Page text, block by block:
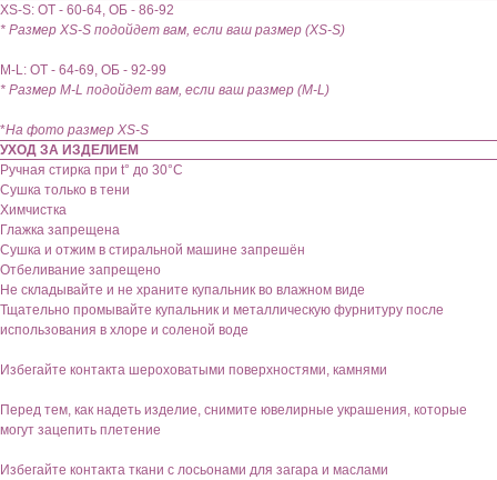
XS-S: ОТ - 60-64, ОБ - 86-92
* Размер XS-S подойдет вам, если ваш размер (XS-S)
М-L: ОТ - 64-69, ОБ - 92-99
* Размер М-L подойдет вам, если ваш размер (M-L)
*На фото размер XS-S
УХОД ЗА ИЗДЕЛИЕМ
Ручная стирка при t° до 30°C
Сушка только в тени
Химчистка
Глажка запрещена
Сушка и отжим в стиральной машине запрешён
Отбеливание запрещено
Не складывайте и не храните купальник во влажном виде
Тщательно промывайте купальник и металлическую фурнитуру после
использования в хлоре и соленой воде
Избегайте контакта шероховатыми поверхностями, камнями
Перед тем, как надеть изделие, снимите ювелирные украшения, которые
могут зацепить плетение
Избегайте контакта ткани с лосьонами для загара и маслами